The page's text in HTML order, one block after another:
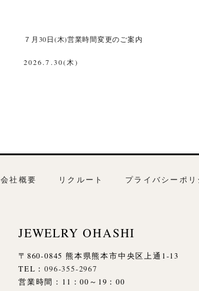
７月30日(木)営業時間変更のご案内
2026.7.30(木)
会社概要 リクルート プライバシーポリ
JEWELRY OHASHI
〒860-0845 熊本県熊本市中央区上通1-13
TEL：096-355-2967
営業時間：11：00～19：00